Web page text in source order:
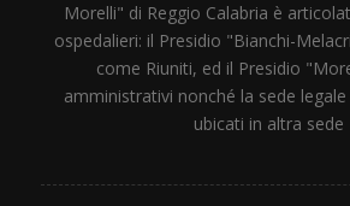
Morelli" di Reggio Calabria è
ospedalieri: il Presidio "Bianchi-
come Riuniti, ed il Presidio
amministrativi nonché la sede legale
ubicati in altra sede